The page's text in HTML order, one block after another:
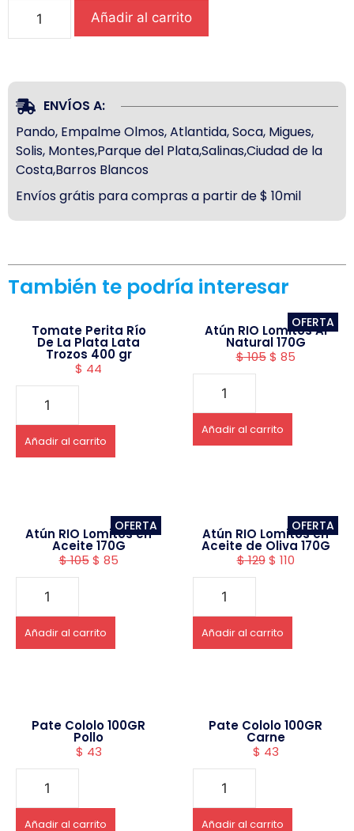
Añadir al carrito
ENVÍOS A:
Pando, Empalme Olmos, Atlantida, Soca, Migues,
Solis, Montes,Parque del Plata,Salinas,Ciudad de la
Costa,Barros Blancos
Envíos grátis para compras a partir de $ 10mil
También te podría interesar
Tomate Perita Río
De La Plata Lata
Trozos 400 gr
$ 44
Añadir al carrito
OFERTA
Atún RIO Lomitos Al
Natural 170G
$105 $ 85
Añadir al carrito
OFERTA
Atún RIO Lomitos en
Aceite 170G
$105 $ 85
Añadir al carrito
OFERTA
Atún RIO Lomitos en
Aceite de Oliva 170G
$129 $ 110
Añadir al carrito
Pate Cololo 100GR
Pollo
$ 43
Añadir al carrito
Pate Cololo 100GR
Carne
$ 43
Añadir al carrito